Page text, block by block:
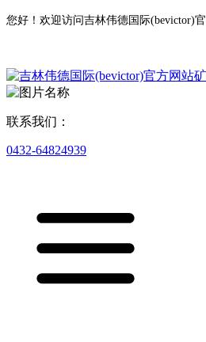
您好！欢迎访问吉林伟德国际(bevictor)
联系我们：
0432-64824939